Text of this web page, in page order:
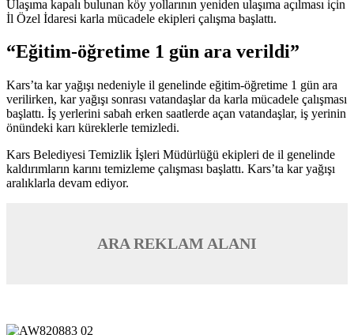
Ulaşıma kapalı bulunan köy yollarının yeniden ulaşıma açılması için
İl Özel İdaresi karla mücadele ekipleri çalışma başlattı.
“Eğitim-öğretime 1 gün ara verildi”
Kars’ta kar yağışı nedeniyle il genelinde eğitim-öğretime 1 gün ara
verilirken, kar yağışı sonrası vatandaşlar da karla mücadele çalışması
başlattı. İş yerlerini sabah erken saatlerde açan vatandaşlar, iş yerinin
önündeki karı küreklerle temizledi.
Kars Belediyesi Temizlik İşleri Müdürlüğü ekipleri de il genelinde
kaldırımların karını temizleme çalışması başlattı. Kars’ta kar yağışı
aralıklarla devam ediyor.
ARA REKLAM ALANI